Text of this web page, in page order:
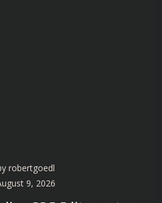
robertgoedl
9, 2026